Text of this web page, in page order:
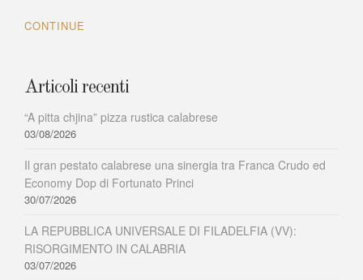
CONTINUE
Articoli recenti
“A pitta chjina” pizza rustica calabrese
03/08/2026
Il gran pestato calabrese una sinergia tra Franca Crudo ed
Economy Dop di Fortunato Princi
30/07/2026
LA REPUBBLICA UNIVERSALE DI FILADELFIA (VV):
RISORGIMENTO IN CALABRIA
03/07/2026